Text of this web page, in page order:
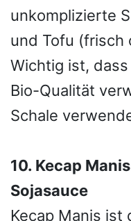
unkomplizierte
und Tofu (frisch
Wichtig ist,
Bio-Qualität
Schale
10. Kecap
Sojasauce
Kecap Manis ist